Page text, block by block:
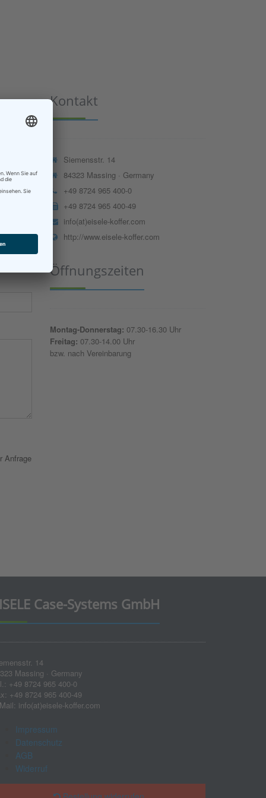
Anfrage
Kontakt
Siemensstr. 14
84323 Massing · Germany
+49 8724 965 400-0
+49 8724 965 400-49
info(at)eisele-koffer.com
http://www.eisele-koffer.com
Öffnungszeiten
Montag-Donnerstag: 07.30-16.30 Uhr
Freitag: 07.30-14.00 Uhr
bzw. nach Vereinbarung
Case-Systems GmbH
14
Massing · Germany
+49 8724 965 400-0
+49 8724 965 400-49
info(at)eisele-koffer.com
Impressum
Datenschutz
AGB
Widerruf